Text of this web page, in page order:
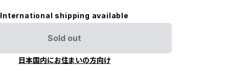
International shipping available
Sold out
日本国内にお住まいの方向け